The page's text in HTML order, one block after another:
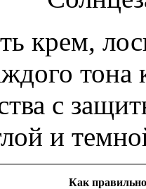
крем,
тона
с
и
Как